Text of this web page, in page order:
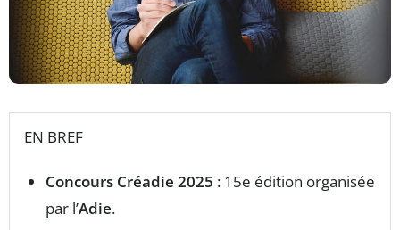
EN BREF
Concours Créadie 2025 : 15e édition organisée
par l’Adie.